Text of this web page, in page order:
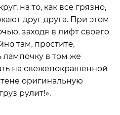
на то, как все грязно,
друг друга. При этом
заходя в лифт своего
там, простите,
лампочку в том же
на свежепокрашенной
оригинальную
рулит!».